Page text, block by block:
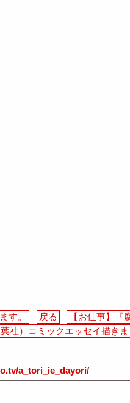
す。 戻る
【お仕事】『
社）コミックエッセイ描き
a_tori_ie_dayori/